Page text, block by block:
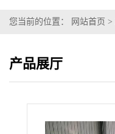
您当前的位置： 网站首页 >
产品展厅